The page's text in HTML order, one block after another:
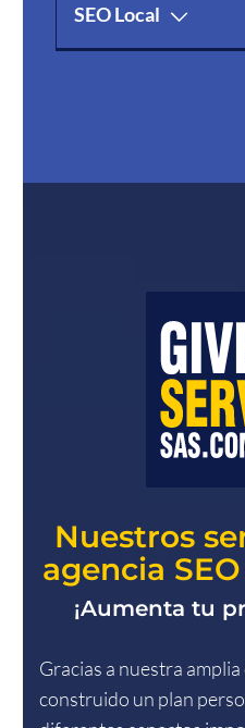
SEO Local
Nuestros
agencia
¡Aumenta tu
Gracias a nuestra
construido un plan